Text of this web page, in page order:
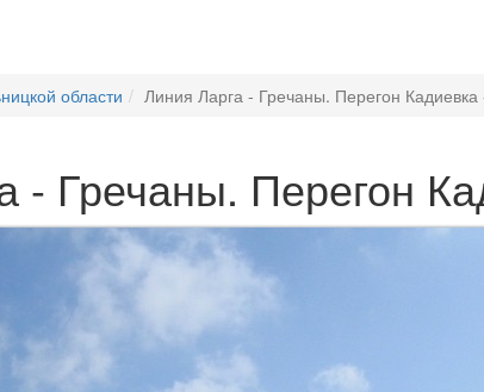
области Линия Ларга - Гречаны. Перегон
- Гречаны. Перегон